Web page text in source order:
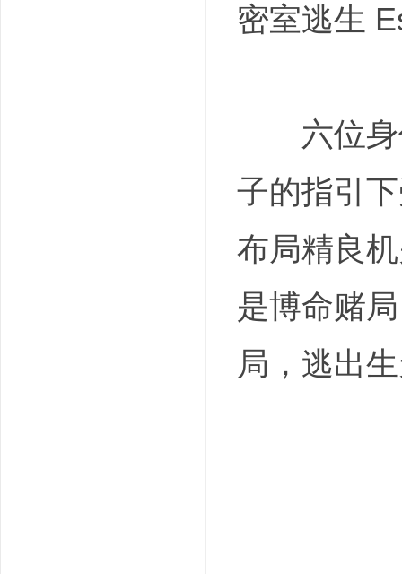
密室逃生
六位身
子的指引
布局精良
是博命赌
局，逃出